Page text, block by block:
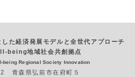
した経済発展モデルと全世代アプローチ
being地域社会共創拠点
being Regional Society Innovation
青森県弘前市在府町５